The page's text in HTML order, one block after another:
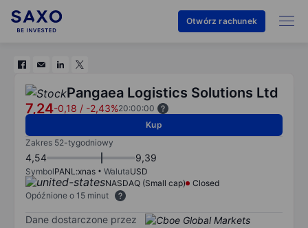
Otwórz rachunek
Pangaea Logistics Solutions Ltd
7,24-0,18 / -2,43%20:00:00
Kup
Zakres 52-tygodniowy
4,54 9,39
SymbolPANL:xnas WalutaUSD
NASDAQ (Small cap)
Closed
Opóźnione o 15 minut
Dane dostarczone przez